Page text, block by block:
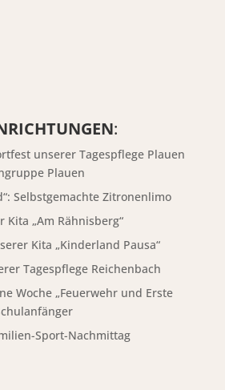
:
unserer Tagespflege Plauen
Plauen
Selbstgemachte Zitronenlimo
Kita „Am Rähnisberg“
Kita „Kinderland Pausa“
Tagespflege Reichenbach
Woche „Feuerwehr und Erste
Sport-Nachmittag